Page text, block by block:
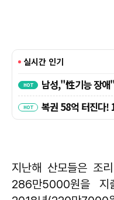
지난해 산모들은 조
286만5000원을 지